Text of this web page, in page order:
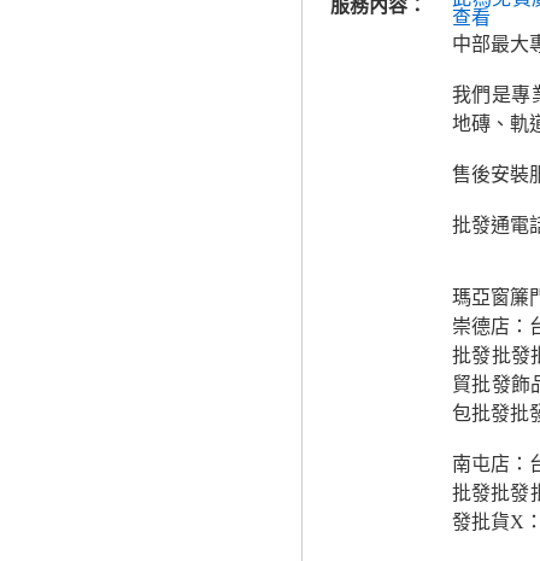
服務內容：
查看
中部最大
我們是專
地磚、軌
售後安裝
批發通電
瑪亞窗簾
崇德店：
批發批發
貿批發飾
包批發批
南屯店：
批發批發
發批貨X